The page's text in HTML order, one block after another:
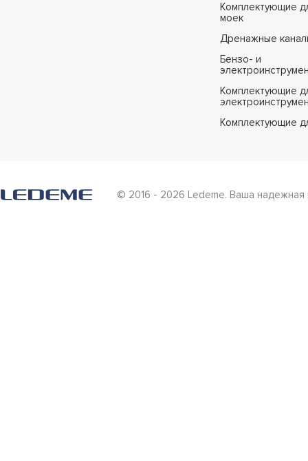
Комплектующие
моек
Дренажные
Бензо- и
Комплектующие
Комплектующие
© 2016 - 2026 Ledeme. Ваша